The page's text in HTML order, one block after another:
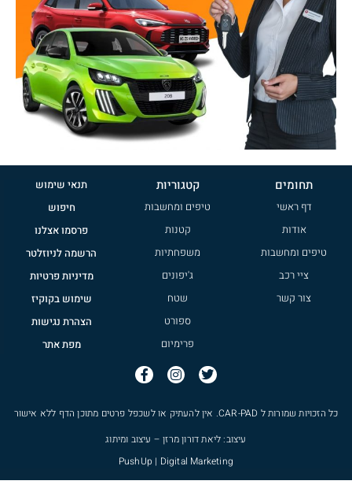
תחומים
דף ראשי
אודות
טיפים ומחשבות
ציי רכב
צור קשר
קטגוריות
טיפים ומחשבות
קטנות
משפחתיות
ג'יפונים
שטח
ספורט
פרימיום
תנאי שימוש
חיפוש
פרסמו אצלנו
הרשמה לניוזלטר
מדיניות פרטיות
שימוש בקוקיז
הצהרת נגישות
מפת אתר
כל הזכויות שמורות ל CAR-PAD. אין להעתיק או לשכפל פרטים מתוכן הדף ללא אישור
עיצוב: ליאת דורון מרזן – עיצוב ומיתוג
PushUp | Digital Marketing